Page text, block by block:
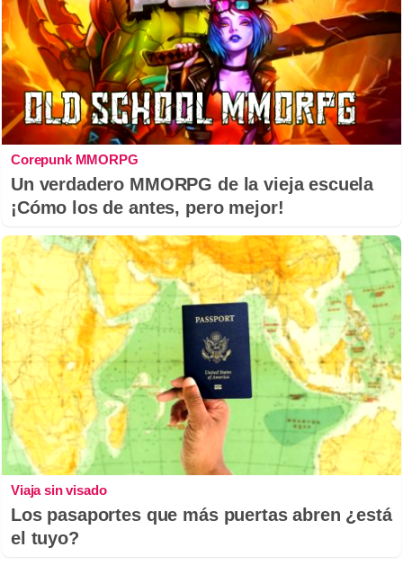
Corepunk MMORPG
Un verdadero MMORPG de la vieja escuela
¡Cómo los de antes, pero mejor!
Viaja sin visado
Los pasaportes que más puertas abren ¿está
el tuyo?